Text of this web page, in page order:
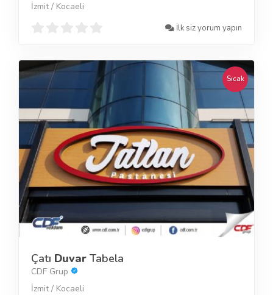
İzmit / Kocaeli
İlk siz yorum yapın
Sıcak
Çatı Duvar Tabela
CDF Grup
İzmit / Kocaeli